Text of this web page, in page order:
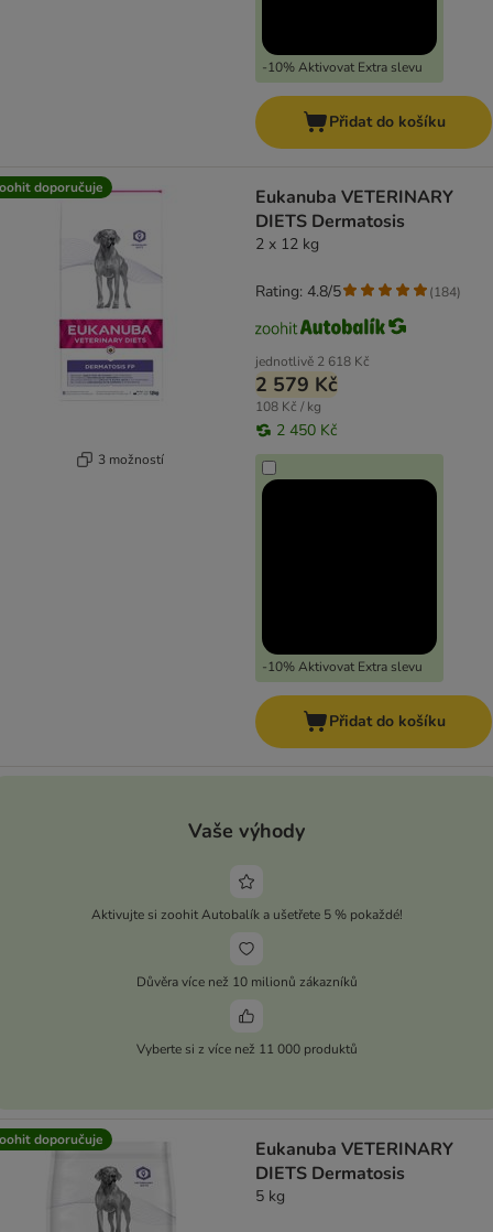
-10% Aktivovat Extra slevu
Přidat do košíku
doporučuje
3 možností
Eukanuba VETERINARY
DIETS Dermatosis
2 x 12 kg
jednotlivě 2 618 Kč
2 579 Kč
108 Kč / kg
2 450 Kč
-10% Aktivovat Extra slevu
Rating: 4.8/5 (184)
Přidat do košíku
Vaše výhody
Aktivujte si zoohit Autobalík a ušetřete 5 % pokaždé!
Důvěra více než 10 milionů zákazníků
Vyberte si z více než 11 000 produktů
doporučuje
Eukanuba VETERINARY
DIETS Dermatosis
5 kg